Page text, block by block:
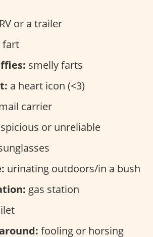
RV or a trailer
fart
smelly farts
a heart icon (<3)
carrier
or unreliable
urinating outdoors/in a bush
gas station
fooling or horsing